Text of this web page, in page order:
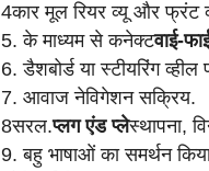
4कार मूल रियर व्यू और फ्रंट
5. के माध्यम से कनेक्टवाई-
6. डैशबोर्ड या स्टीयरिंग
7. आवाज नेविगेशन सक्रिय.
8सरल.प्लग एंड प्लेस्थापना,
9. बहु भाषाओं का समर्थन